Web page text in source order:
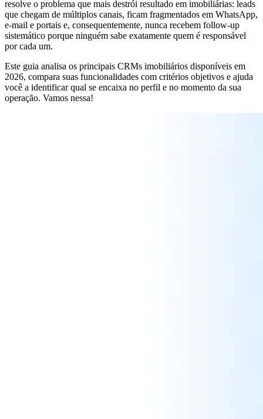
resolve o problema que mais destrói resultado em imobiliárias: leads
que chegam de múltiplos canais, ficam fragmentados em WhatsApp,
e-mail e portais e, consequentemente, nunca recebem follow-up
sistemático porque ninguém sabe exatamente quem é responsável
por cada um.
Este guia analisa os principais CRMs imobiliários disponíveis em
2026, compara suas funcionalidades com critérios objetivos e ajuda
você a identificar qual se encaixa no perfil e no momento da sua
operação. Vamos nessa!